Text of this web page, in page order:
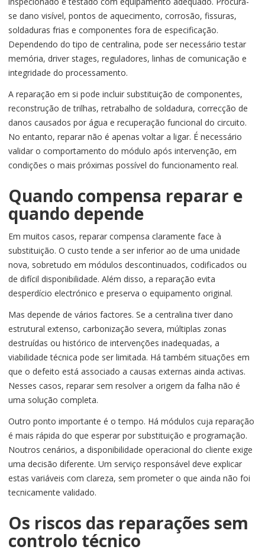
se dano visível, pontos de aquecimento, corrosão, fissuras,
soldaduras frias e componentes fora de especificação.
Dependendo do tipo de centralina, pode ser necessário testar
memória, driver stages, reguladores, linhas de comunicação e
integridade do processamento.
A reparação em si pode incluir substituição de componentes,
reconstrução de trilhas, retrabalho de soldadura, correcção de
danos causados por água e recuperação funcional do circuito.
No entanto, reparar não é apenas voltar a ligar. É necessário
validar o comportamento do módulo após intervenção, em
condições o mais próximas possível do funcionamento real.
Quando compensa reparar e
quando depende
Em muitos casos, reparar compensa claramente face à
substituição. O custo tende a ser inferior ao de uma unidade
nova, sobretudo em módulos descontinuados, codificados ou
de difícil disponibilidade. Além disso, a reparação evita
desperdício electrónico e preserva o equipamento original.
Mas depende de vários factores. Se a centralina tiver dano
estrutural extenso, carbonização severa, múltiplas zonas
destruídas ou histórico de intervenções inadequadas, a
viabilidade técnica pode ser limitada. Há também situações em
que o defeito está associado a causas externas ainda activas.
Nesses casos, reparar sem resolver a origem da falha não é
uma solução completa.
Outro ponto importante é o tempo. Há módulos cuja reparação
é mais rápida do que esperar por substituição e programação.
Noutros cenários, a disponibilidade operacional do cliente exige
uma decisão diferente. Um serviço responsável deve explicar
estas variáveis com clareza, sem prometer o que ainda não foi
tecnicamente validado.
Os riscos das reparações sem
controlo técnico